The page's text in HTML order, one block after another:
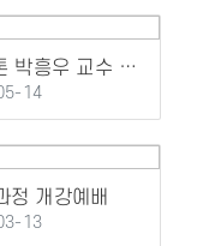
[교수음악회 시리즈 VI ] 바리톤 박흥우 교수 성가독창회
14
정 개강예배
13